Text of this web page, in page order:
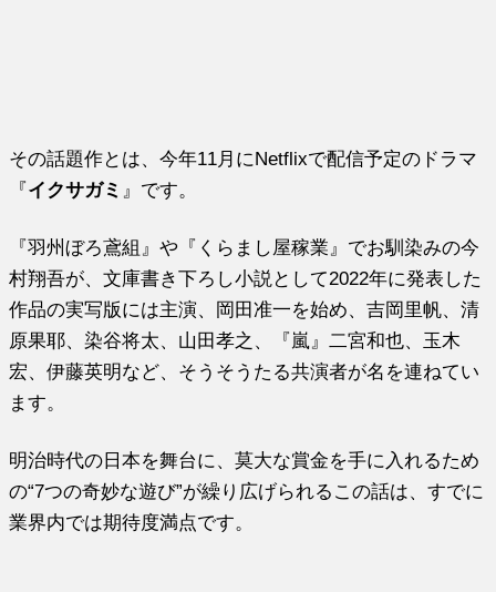
その話題作とは、今年11月にNetflixで配信予定のドラマ
『イクサガミ 』です。
『羽州ぼろ鳶組』や『くらまし屋稼業』でお馴染みの今
村翔吾が、文庫書き下ろし小説として2022年に発表した
作品の実写版には主演、岡田准一を始め、吉岡里帆、清
原果耶、染谷将太、山田孝之、『嵐』二宮和也、玉木
宏、伊藤英明など、そうそうたる共演者が名を連ねてい
ます。
明治時代の日本を舞台に、莫大な賞金を手に入れるため
の“7つの奇妙な遊び”が繰り広げられるこの話は、すでに
業界内では期待度満点です。